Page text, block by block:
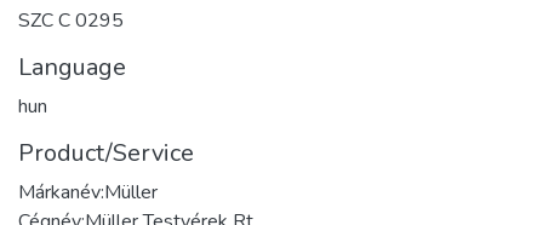
SZC C 0295
Language
hun
Product/Service
Márkanév:Müller